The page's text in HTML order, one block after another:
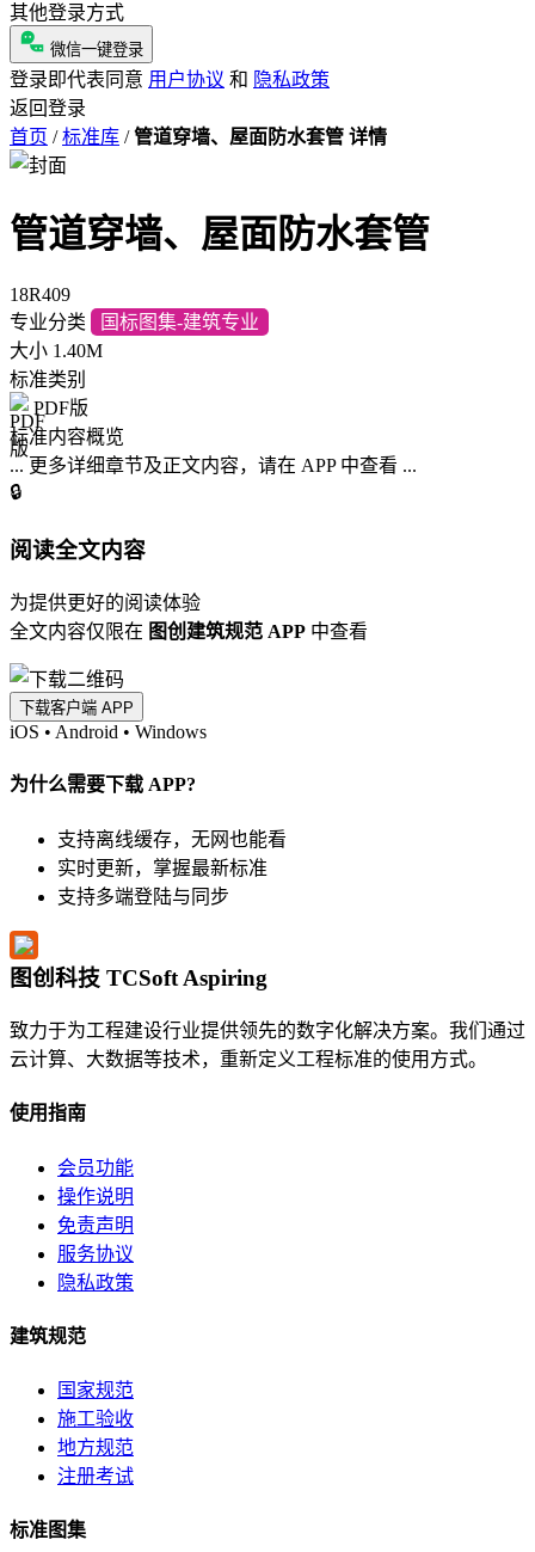
其他登录方式
微信一键登录
登录即代表同意 用户协议 和 隐私政策
返回登录
首页 / 标准库 / 管道穿墙、屋面防水套管 详情
管道穿墙、屋面防水套管
18R409
专业分类
国标图集-建筑专业
大小 1.40M
标准类别
PDF版
标准内容概览
... 更多详细章节及正文内容，请在 APP 中查看 ...
🔒
阅读全文内容
为提供更好的阅读体验
全文内容仅限在 图创建筑规范 APP 中查看
下载客户端 APP
iOS • Android • Windows
为什么需要下载 APP?
支持离线缓存，无网也能看
实时更新，掌握最新标准
支持多端登陆与同步
图创科技 TCSoft Aspiring
致力于为工程建设行业提供领先的数字化解决方案。我们通过
云计算、大数据等技术，重新定义工程标准的使用方式。
使用指南
会员功能
操作说明
免责声明
服务协议
隐私政策
建筑规范
国家规范
施工验收
地方规范
注册考试
标准图集